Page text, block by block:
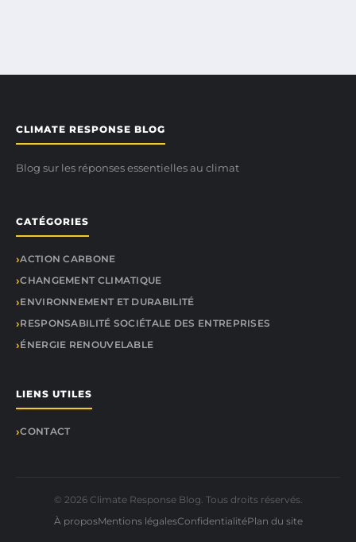
CLIMATE RESPONSE BLOG
Blog sur les réponses essentielles au climat
CATÉGORIES
ACTION CARBONE
CHANGEMENT CLIMATIQUE
ENVIRONNEMENT ET DURABILITÉ
RESPONSABILITÉ SOCIÉTALE DES ENTREPRISES
ÉNERGIE RENOUVELABLE
LIENS UTILES
CONTACT
© 2026 Climate Response Blog. Tous droits réservés.
À proposMentions légalesConfidentialitéPlan du site